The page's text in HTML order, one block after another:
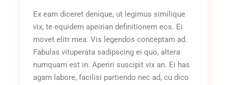
Ex eam diceret denique, ut legimus similique
vix, te equidem apeirian definitionem eos. Ei
movet elitr mea. Vis legendos conceptam ad.
Fabulas vituperata sadipscing ei quo, altera
numquam est in. Aperiri suscipit vix an. Ei has
agam labore, facilisi partiendo nec ad, cu dico